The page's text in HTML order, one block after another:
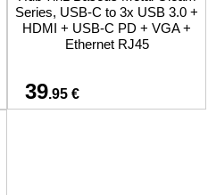
Series, USB-C to 3x USB 3.0 +
HDMI + USB-C PD + VGA +
Ethernet RJ45
39.95 €